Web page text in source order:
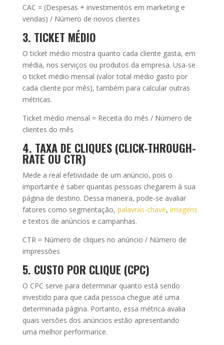
CAC = (Despesas + investimentos em marketing e
vendas) / Número de novos clientes
3. TICKET MÉDIO
O ticket médio mostra quanto cada cliente gasta, em
média, nos serviços ou produtos da empresa. Usa-se
o ticket médio mensal (valor total médio gasto por
cada cliente por mês), também para calcular outras
métricas.
Ticket médio mensal = Receita do mês / Número de
clientes do mês
4. TAXA DE CLIQUES (CLICK-THROUGH-
RATE OU CTR)
Mede a real efetividade de um anúncio, pois o
importante é saber quantas pessoas chegarem à sua
página de destino. Dessa maneira, pode-se avaliar
fatores como segmentação, palavras-chave, imagens
e textos de anúncios e campanhas.
CTR = Número de cliques no anúncio / Número de
impressões
5. CUSTO POR CLIQUE (CPC)
O CPC serve para determinar quanto está sendo
investido para que cada pessoa chegue até uma
determinada página. Portanto, essa métrica avalia
quais versões dos anúncios estão apresentando
uma melhor performance.